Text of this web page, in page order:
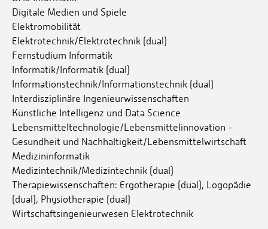
Digitale Medien und Spiele
Elektromobilität
Elektrotechnik/Elektrotechnik (dual)
Fernstudium Informatik
Informatik/Informatik (dual)
Informationstechnik/Informationstechnik (dual)
Interdisziplinäre Ingenieurwissenschaften
Künstliche Intelligenz und Data Science
Lebensmitteltechnologie/Lebensmittelinnovation -
Gesundheit und Nachhaltigkeit/Lebensmittelwirtschaft
Medizininformatik
Medizintechnik/Medizintechnik (dual)
Therapiewissenschaften: Ergotherapie (dual), Logopädie
(dual), Physiotherapie (dual)
Wirtschaftsingenieurwesen Elektrotechnik